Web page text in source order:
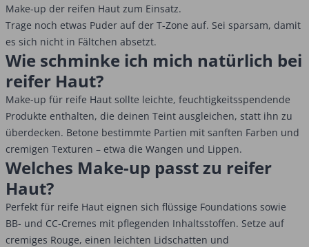
Make-up der reifen Haut zum Einsatz.
Trage noch etwas Puder auf der T-Zone auf. Sei sparsam, damit
es sich nicht in Fältchen absetzt.
Wie schminke ich mich natürlich bei
reifer Haut?
Make-up für reife Haut sollte leichte, feuchtigkeitsspendende
Produkte enthalten, die deinen Teint ausgleichen, statt ihn zu
überdecken. Betone bestimmte Partien mit sanften Farben und
cremigen Texturen – etwa die Wangen und Lippen.
Welches Make-up passt zu reifer
Haut?
Perfekt für reife Haut eignen sich flüssige Foundations sowie
BB- und CC-Cremes mit pflegenden Inhaltsstoffen. Setze auf
cremiges Rouge, einen leichten Lidschatten und